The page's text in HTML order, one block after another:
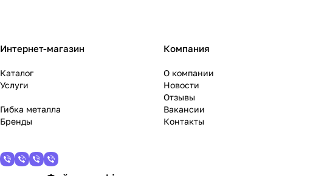
Интернет-магазин
Каталог
Услуги
Гибка металла
Бренды
Компания
О компании
Новости
Отзывы
Вакансии
Контакты